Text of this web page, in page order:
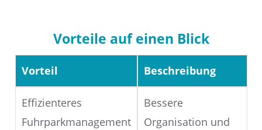
Vorteile auf einen Blick
Vorteil Beschreibung
Effizienteres
Fuhrparkmanagement
Bessere
Organisation und